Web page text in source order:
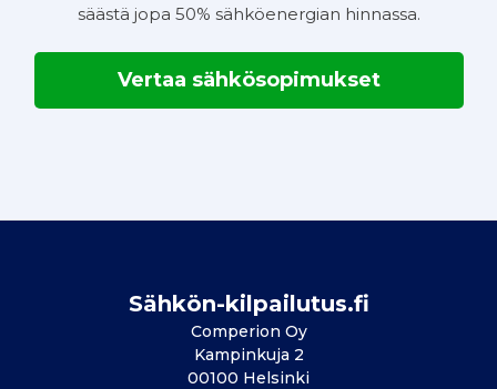
säästä jopa 50% sähköenergian hinnassa.
Vertaa sähkösopimukset
Sähkön-kilpailutus.fi
Comperion Oy
Kampinkuja 2
00100 Helsinki